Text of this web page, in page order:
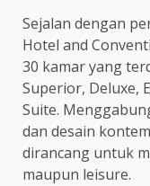
Sejalan dengan
Hotel and
30 kamar yang
Superior, Deluxe,
Suite.
dan desain
dirancang untuk
maupun leisure.